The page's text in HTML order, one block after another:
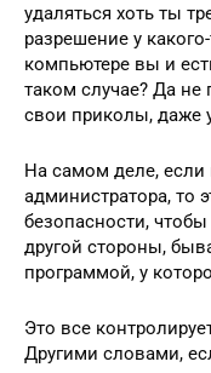
удаляться хоть ты
разрешение у
компьютере вы и
таком случае? Да не
свои приколы, даже
На самом деле, если
администратора, то
безопасности,
другой стороны,
программой, у
Это все
Другими словами,